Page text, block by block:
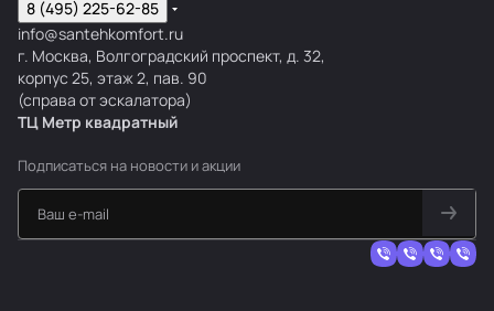
8 (495) 225-62-85
info@santehkomfort.ru
г. Москва, Волгоградский проспект, д. 32,
корпус 25, этаж 2, пав. 90
(справа от эскалатора)
ТЦ Метр квадратный
Подписаться на новости и акции